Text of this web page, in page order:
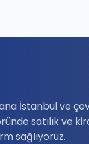
İstanbul ve
satılık ve
sağlıyoruz.